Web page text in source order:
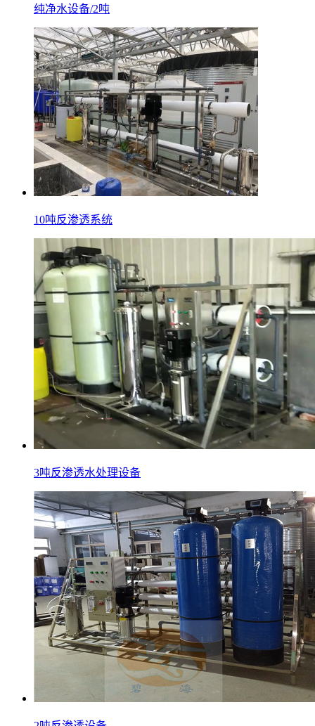
纯净水设备/2吨
10吨反渗透系统
3吨反渗透水处理设备